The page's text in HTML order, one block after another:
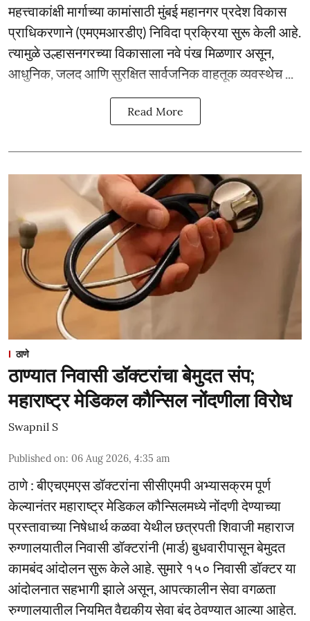
महत्त्वाकांक्षी मार्गाच्या कामांसाठी मुंबई महानगर प्रदेश विकास
प्राधिकरणाने (एमएमआरडीए) निविदा प्रक्रिया सुरू केली आहे.
त्यामुळे उल्हासनगरच्या विकासाला नवे पंख मिळणार असून,
आधुनिक, जलद आणि सुरक्षित सार्वजनिक वाहतूक व्यवस्थेच ...
Read More
ठाणे
ठाण्यात निवासी डॉक्टरांचा बेमुदत संप;
महाराष्ट्र मेडिकल कौन्सिल नोंदणीला विरोध
Swapnil S
Published on: 06 Aug 2026, 4:35 am
ठाणे : बीएचएमएस डॉक्टरांना सीसीएमपी अभ्यासक्रम पूर्ण
केल्यानंतर महाराष्ट्र मेडिकल कौन्सिलमध्ये नोंदणी देण्याच्या
प्रस्तावाच्या निषेधार्थ कळवा येथील छत्रपती शिवाजी महाराज
रुग्णालयातील निवासी डॉक्टरांनी (मार्ड) बुधवारीपासून बेमुदत
कामबंद आंदोलन सुरू केले आहे. सुमारे १५० निवासी डॉक्टर या
आंदोलनात सहभागी झाले असून, आपत्कालीन सेवा वगळता
रुग्णालयातील नियमित वैद्यकीय सेवा बंद ठेवण्यात आल्या आहेत.